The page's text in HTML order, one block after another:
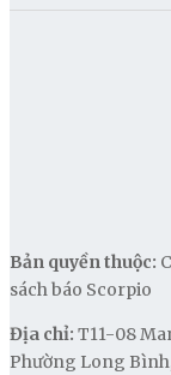
Bản quyền thuộc:
sách báo Scorpio
Địa chỉ: T11-08
Phường Long